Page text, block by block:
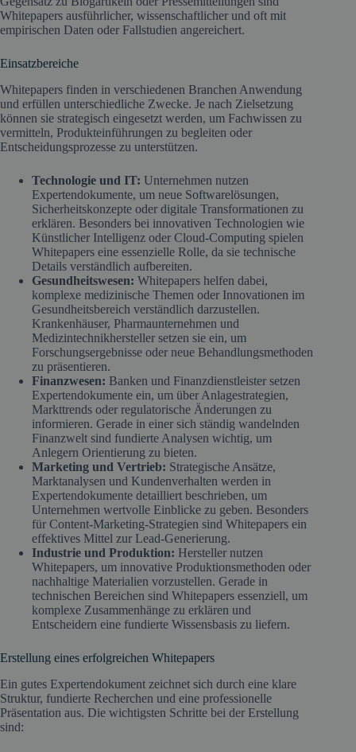
Whitepapers ausführlicher, wissenschaftlicher und oft mit
empirischen Daten oder Fallstudien angereichert.
Einsatzbereiche
Whitepapers finden in verschiedenen Branchen Anwendung
und erfüllen unterschiedliche Zwecke. Je nach Zielsetzung
können sie strategisch eingesetzt werden, um Fachwissen zu
vermitteln, Produkteinführungen zu begleiten oder
Entscheidungsprozesse zu unterstützen.
Technologie und IT: Unternehmen nutzen
Expertendokumente, um neue Softwarelösungen,
Sicherheitskonzepte oder digitale Transformationen zu
erklären. Besonders bei innovativen Technologien wie
Künstlicher Intelligenz oder Cloud-Computing spielen
Whitepapers eine essenzielle Rolle, da sie technische
Details verständlich aufbereiten.
Gesundheitswesen: Whitepapers helfen dabei,
komplexe medizinische Themen oder Innovationen im
Gesundheitsbereich verständlich darzustellen.
Krankenhäuser, Pharmaunternehmen und
Medizintechnikhersteller setzen sie ein, um
Forschungsergebnisse oder neue Behandlungsmethoden
zu präsentieren.
Finanzwesen: Banken und Finanzdienstleister setzen
Expertendokumente ein, um über Anlagestrategien,
Markttrends oder regulatorische Änderungen zu
informieren. Gerade in einer sich ständig wandelnden
Finanzwelt sind fundierte Analysen wichtig, um
Anlegern Orientierung zu bieten.
Marketing und Vertrieb: Strategische Ansätze,
Marktanalysen und Kundenverhalten werden in
Expertendokumente detailliert beschrieben, um
Unternehmen wertvolle Einblicke zu geben. Besonders
für Content-Marketing-Strategien sind Whitepapers ein
effektives Mittel zur Lead-Generierung.
Industrie und Produktion: Hersteller nutzen
Whitepapers, um innovative Produktionsmethoden oder
nachhaltige Materialien vorzustellen. Gerade in
technischen Bereichen sind Whitepapers essenziell, um
komplexe Zusammenhänge zu erklären und
Entscheidern eine fundierte Wissensbasis zu liefern.
Erstellung eines erfolgreichen Whitepapers
Ein gutes Expertendokument zeichnet sich durch eine klare
Struktur, fundierte Recherchen und eine professionelle
Präsentation aus. Die wichtigsten Schritte bei der Erstellung
sind: